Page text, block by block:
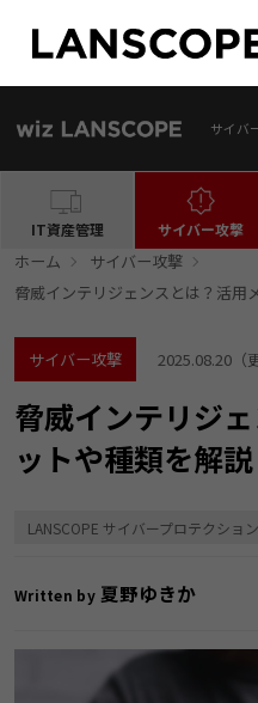
サイバ
IT資産管理 サイバー攻撃
ホーム
サイバー攻撃
脅威インテリジェンスとは？活用
サイバー攻撃 2025.08.20（
脅威インテリジ
ットや種類を解説
LANSCOPE サイバープロテクション
Written by夏野ゆきか